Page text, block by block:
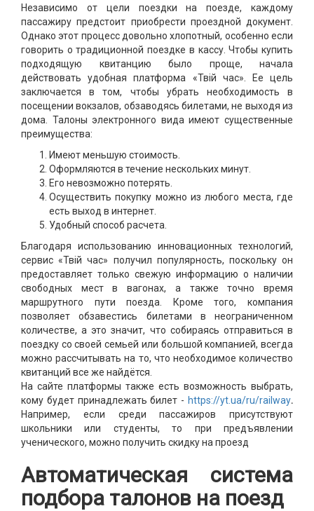
Независимо от цели поездки на поезде, каждому
пассажиру предстоит приобрести проездной документ.
Однако этот процесс довольно хлопотный, особенно если
говорить о традиционной поездке в кассу. Чтобы купить
подходящую квитанцию было проще, начала
действовать удобная платформа «Твiй час». Ее цель
заключается в том, чтобы убрать необходимость в
посещении вокзалов, обзаводясь билетами, не выходя из
дома. Талоны электронного вида имеют существенные
преимущества:
Имеют меньшую стоимость.
Оформляются в течение нескольких минут.
Его невозможно потерять.
Осуществить покупку можно из любого места, где
есть выход в интернет.
Удобный способ расчета.
Благодаря использованию инновационных технологий,
сервис «Твiй час» получил популярность, поскольку он
предоставляет только свежую информацию о наличии
свободных мест в вагонах, а также точно время
маршрутного пути поезда. Кроме того, компания
позволяет обзавестись билетами в неограниченном
количестве, а это значит, что собираясь отправиться в
поездку со своей семьей или большой компанией, всегда
можно рассчитывать на то, что необходимое количество
квитанций все же найдётся.
На сайте платформы также есть возможность выбрать,
кому будет принадлежать билет - https://yt.ua/ru/railway.
Например, если среди пассажиров присутствуют
школьники или студенты, то при предъявлении
ученического, можно получить скидку на проезд
Автоматическая система
подбора талонов на поезд